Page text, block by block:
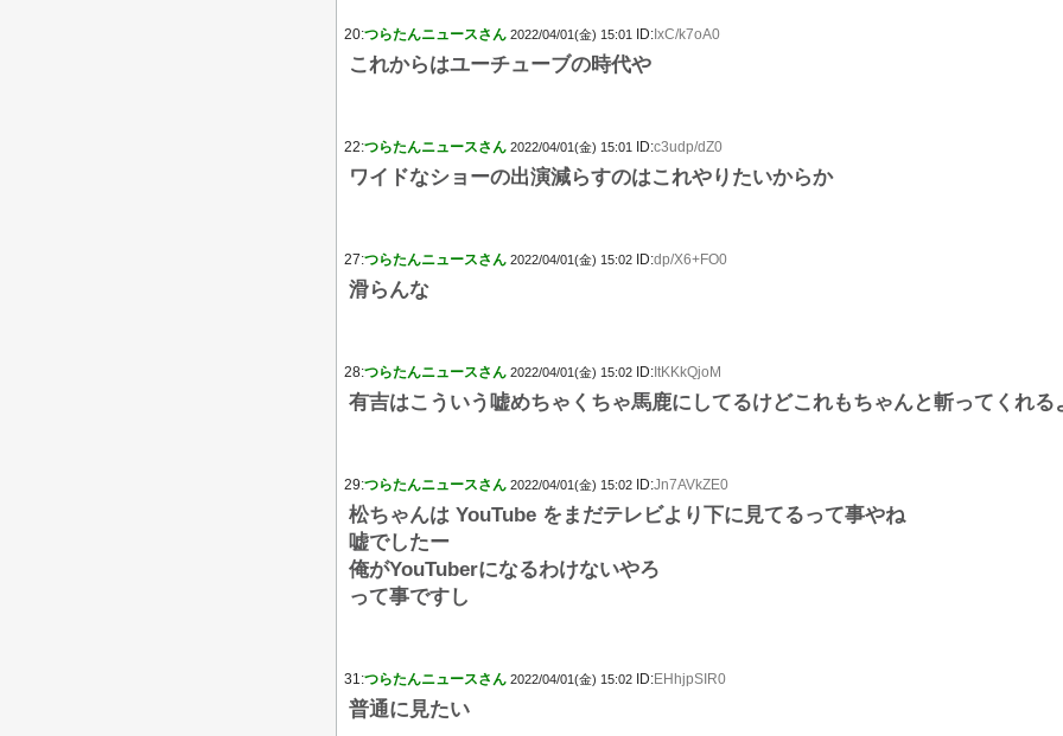
20:つらたんニュースさん 2022/04/01(金) 15:01 ID: IxC/k7oA0
これからはユーチューブの時代や
22:つらたんニュースさん 2022/04/01(金) 15:01 ID:c3udp/dZ0
ワイドなショーの出演減らすのはこれやりたいからか
27:つらたんニュースさん 2022/04/01(金) 15:02 ID:dp/X6+FO0
滑らんな
28:つらたんニュースさん 2022/04/01(金) 15:02 ID: ItKKkQjoM
有吉はこういう嘘めちゃくちゃ馬鹿にしてるけどこれもちゃんと斬ってくれる
29:つらたんニュースさん 2022/04/01(金) 15:02 ID:Jn7AVkZE0
松ちゃんは YouTube をまだテレビより下に見てるって事やね
嘘でしたー
俺がYouTuberになるわけないやろ
って事ですし
31:つらたんニュースさん 2022/04/01(金) 15:02 ID:EHhjpSIR0
普通に見たい